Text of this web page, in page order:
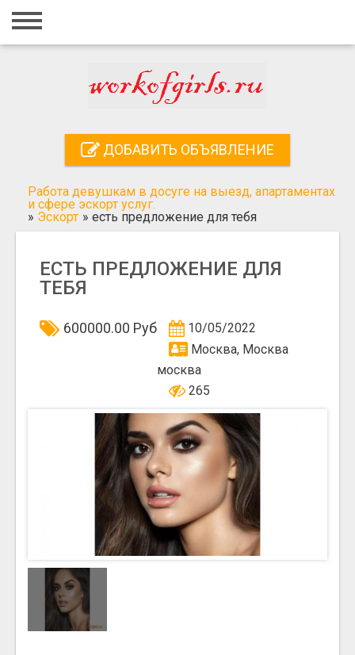
Главная
Регистрация
Добавить объявление
Поиск
ДОБАВИТЬ ОБЪЯВЛЕНИЕ
Работа девушкам в досуге на выезд, апартаментах
и сфере эскорт услуг.
» Эскорт » есть предложение для тебя
ЕСТЬ ПРЕДЛОЖЕНИЕ ДЛЯ
ТЕБЯ
600000.00 Руб
10/05/2022
Москва, Москва
москва
265